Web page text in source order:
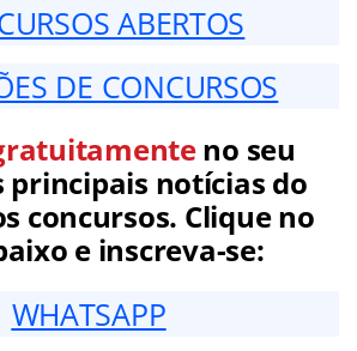
ABERTOS
DE CONCURSOS
no seu
principais notícias do
concursos. Clique no
e inscreva-se:
WHATSAPP